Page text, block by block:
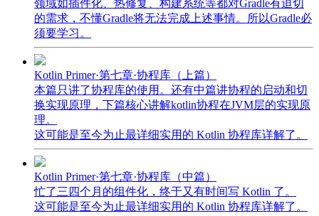
领域如插件化、热修复、构建系统等都对Gradle有迫切
的需求，不懂Gradle将无法完成上述事情。所以Gradle必
须要学习。
Kotlin Primer·第七章·协程库（上篇）
本篇只讲了协程库的使用。还有中篇讲协程的启动和切
换实现原理，下篇核心讲解kotlin协程在JVM层的实现原
理。
这可能是至今为止最详细实用的 Kotlin 协程库详解了。
Kotlin Primer·第七章·协程库（中篇）
忙了三四个月的组件化，终于又有时间写 Kotlin 了。
这可能是至今为止最详细实用的 Kotlin 协程库详解了。